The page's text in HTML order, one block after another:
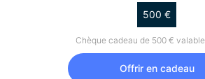
500 €
Chèque cadeau de 500 € valable
Offrir en cadeau